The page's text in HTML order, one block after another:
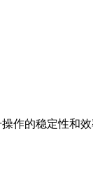
作的稳定性和效